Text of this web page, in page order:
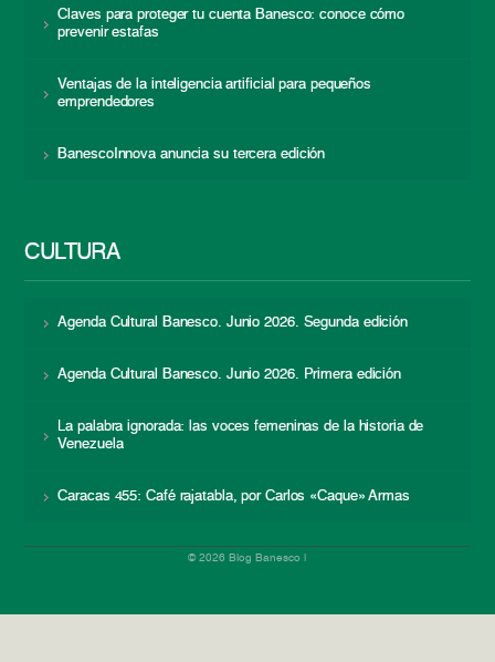
Claves para proteger tu cuenta Banesco: conoce cómo
prevenir estafas
Ventajas de la inteligencia artificial para pequeños
emprendedores
BanescoInnova anuncia su tercera edición
CULTURA
Agenda Cultural Banesco. Junio 2026. Segunda edición
Agenda Cultural Banesco. Junio 2026. Primera edición
La palabra ignorada: las voces femeninas de la historia de
Venezuela
Caracas 455: Café rajatabla, por Carlos «Caque» Armas
© 2026 Blog Banesco |